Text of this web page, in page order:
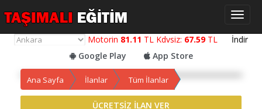
Motorin 81.11 TL Kdvsiz: 67.59TL İndir
Google Play
App Store
Ana Sayfa İlanlar Tüm İlanlar
ÜCRETSİZ İLAN VER